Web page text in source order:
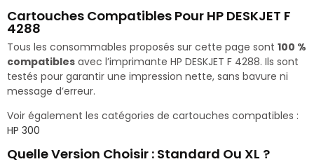
Cartouches Compatibles Pour HP DESKJET F
4288
Tous les consommables proposés sur cette page sont 100 %
compatibles avec l’imprimante HP DESKJET F 4288. Ils sont
testés pour garantir une impression nette, sans bavure ni
message d’erreur.
Voir également les catégories de cartouches compatibles :
HP 300
Quelle Version Choisir : Standard Ou XL ?